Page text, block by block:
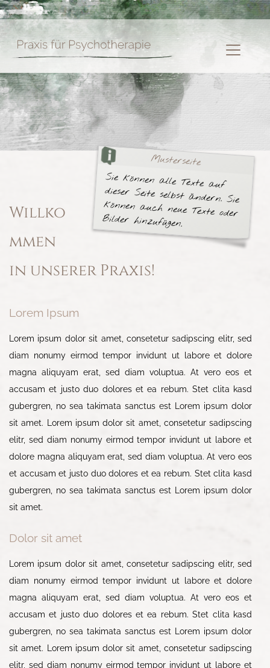
Musterseite
Sie können alle Texte auf
dieser Seite selbst ändern. Sie
können auch neue Texte oder
Bilder hinzufügen.
Willko
mmen
in unserer Praxis!
Lorem Ipsum
Lorem ipsum dolor sit amet, consetetur sadipscing elitr, sed
diam nonumy eirmod tempor invidunt ut labore et dolore
magna aliquyam erat, sed diam voluptua. At vero eos et
accusam et justo duo dolores et ea rebum. Stet clita kasd
gubergren, no sea takimata sanctus est Lorem ipsum dolor
sit amet. Lorem ipsum dolor sit amet, consetetur sadipscing
elitr, sed diam nonumy eirmod tempor invidunt ut labore et
dolore magna aliquyam erat, sed diam voluptua. At vero eos
et accusam et justo duo dolores et ea rebum. Stet clita kasd
gubergren, no sea takimata sanctus est Lorem ipsum dolor
sit amet.
Dolor sit amet
Lorem ipsum dolor sit amet, consetetur sadipscing elitr, sed
diam nonumy eirmod tempor invidunt ut labore et dolore
magna aliquyam erat, sed diam voluptua. At vero eos et
accusam et justo duo dolores et ea rebum. Stet clita kasd
gubergren, no sea takimata sanctus est Lorem ipsum dolor
sit amet. Lorem ipsum dolor sit amet, consetetur sadipscing
elitr, sed diam nonumy eirmod tempor invidunt ut labore et